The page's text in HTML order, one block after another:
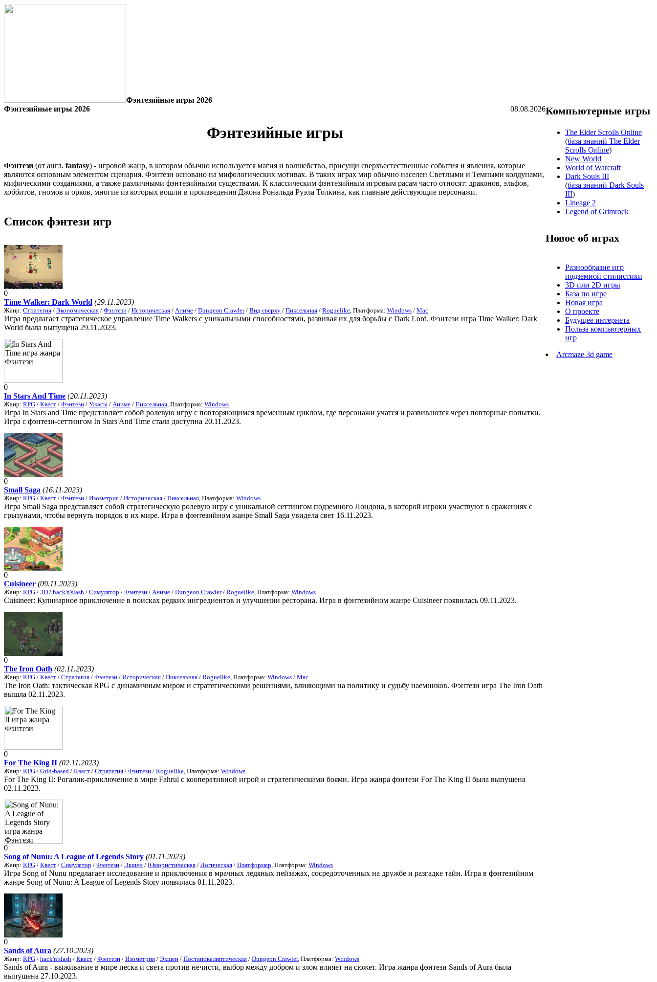
Фэнтезийные игры 2026
08.08.2026
Фэнтезийные игры 2026
Фэнтезийные игры
Фэнтези (от англ. fantasy) - игровой жанр, в котором обычно используется магия и волшебство, присущи сверхъестественные события и явления, которые
являются основным элементом сценария. Фэнтези основано на мифологических мотивах. В таких играх мир обычно населен Светлыми и Темными колдунами,
мифическими созданиями, а также различными фэнтезийными существами. К классическим фэнтезийным игровым расам часто относят: драконов, эльфов,
хоббитов, гномов и орков, многие из которых вошли в произведения Джона Рональда Руэла Толкина, как главные действующие персонажи.
Список фэнтези игр
0
Time Walker: Dark World (29.11.2023)
Жанр: Стратегия / Экономическая / Фэнтези / Историческая / Аниме / Dungeon Crawler/ Вид сверху / Пиксельная / Roguelike , Платформа: Windows / Mac
Игра предлагает стратегическое управление Time Walkers с уникальными способностями, развивая их для борьбы с Dark Lord. Фэнтези игра Time Walker: Dark
World была выпущена 29.11.2023.
0
In Stars And Time (20.11.2023)
Жанр: RPG / Квест / Фэнтези / Ужасы / Аниме / Пиксельная , Платформа: Windows
Игра In Stars and Time представляет собой ролевую игру с повторяющимся временным циклом, где персонажи учатся и развиваются через повторные попытки.
Игра с фэнтези-сеттингом In Stars And Time стала доступна 20.11.2023.
0
Small Saga (16.11.2023)
Жанр: RPG / Квест / Фэнтези / Изометрия / Историческая / Пиксельная , Платформа: Windows
Игра Small Saga представляет собой стратегическую ролевую игру с уникальной сеттингом подземного Лондона, в которой игроки участвуют в сражениях с
грызунами, чтобы вернуть порядок в их мире. Игра в фэнтезийном жанре Small Saga увидела свет 16.11.2023.
0
Cuisineer (09.11.2023)
Жанр: RPG / 3D / hack'n'slash / Симулятор / Фэнтези / Аниме / Dungeon Crawler/ Roguelike , Платформа: Windows
Cuisineer: Кулинарное приключение в поисках редких ингредиентов и улучшении ресторана. Игра в фэнтезийном жанре Cuisineer появилась 09.11.2023.
0
The Iron Oath (02.11.2023)
Жанр: RPG / Квест / Стратегия / Фэнтези / Историческая / Пиксельная / Roguelike , Платформа: Windows / Mac
The Iron Oath: тактическая RPG с динамичным миром и стратегическими решениями, влияющими на политику и судьбу наемников. Фэнтези игра The Iron Oath
вышла 02.11.2023.
0
For The King II (02.11.2023)
Жанр: RPG / Grid-based / Квест / Стратегия / Фэнтези / Roguelike , Платформа: Windows
For The King II: Рогалик-приключение в мире Fahrul с кооперативной игрой и стратегическими боями. Игра жанра фэнтези For The King II была выпущена
02.11.2023.
0
Song of Nunu: A League of Legends Story (01.11.2023)
Жанр: RPG / Квест / Симулятор / Фэнтези / Экшен / Юмористическая / Логическая / Платформер , Платформа: Windows
Игра Song of Nunu предлагает исследование и приключения в мрачных ледяных пейзажах, сосредоточенных на дружбе и разгадке тайн. Игра в фэнтезийном
жанре Song of Nunu: A League of Legends Story появилась 01.11.2023.
0
Sands of Aura (27.10.2023)
Жанр: RPG / hack'n'slash / Квест / Фэнтези / Изометрия / Экшен / Постапокалиптическая / Dungeon Crawler, Платформа: Windows
Sands of Aura - выживание в мире песка и света против нечисти, выбор между добром и злом влияет на сюжет. Игра жанра фэнтези Sands of Aura была
выпущена 27.10.2023.
Компьютерные игры
The Elder Scrolls Online
(база знаний The Elder
Scrolls Online)
New World
World of Warcraft
Dark Souls III
(база знаний Dark Souls
III)
Lineage 2
Legend of Grimrock
Новое об играх
Разнообразие игр
подземной стилистики
3D или 2D игры
База по игре
Новая игра
О проекте
Будущее интернета
Польза компьютерных
игр
Arcmaze 3d game